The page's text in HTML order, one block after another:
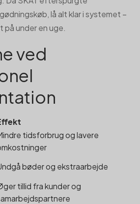
lå alt klar i systemet –
under en uge.
ved
tidsforbrug og lavere
bøder og ekstraarbejde
tillid fra kunder og